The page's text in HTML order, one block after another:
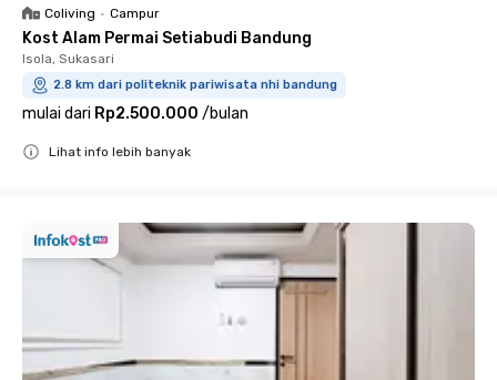
Coliving • Campur
Kost Alam Permai Setiabudi Bandung
Isola, Sukasari
2.8 km dari politeknik pariwisata nhi bandung
mulai dari Rp2.500.000 /bulan
Lihat info lebih banyak